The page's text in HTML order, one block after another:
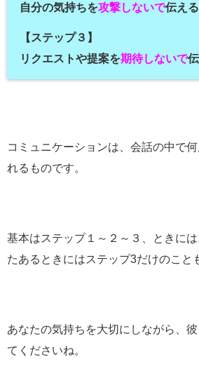
自分の気持ちを攻撃しないで伝える
【ステップ３】
リクエストや提案を期待しないで
コミュニケーションは、会話の中で
れるものです。
基本はステップ１～２～３、ときに
たあるときにはステップ3だけのこと
あなたの気持ちを大切にしながら、
てくださいね。